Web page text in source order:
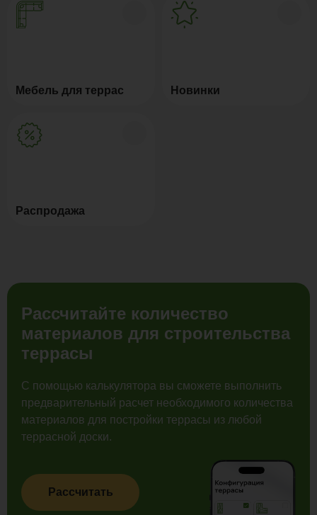
Мебель для террас Новинки
Распродажа
Рассчитайте количество
материалов для строительства
террасы
С помощью калькулятора вы сможете выполнить
предварительный расчет необходимого количества
материалов для постройки террасы из любой
террасной доски.
Рассчитать